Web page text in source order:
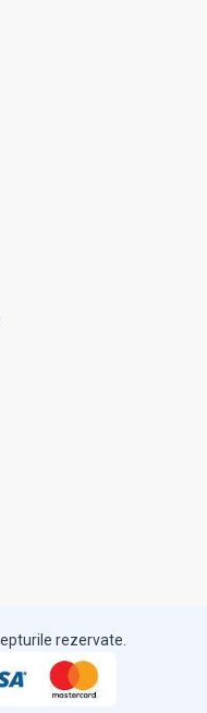
rezervate.